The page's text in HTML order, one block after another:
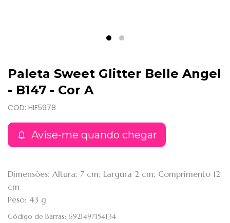
Paleta Sweet Glitter Belle Angel
- B147 - Cor A
COD: HIF5978
Avise-me quando chegar
Dimensões: Altura: 7 cm; Largura 2 cm; Comprimento 12
cm
Peso: 43 g
Código de Barras: 6921497154134